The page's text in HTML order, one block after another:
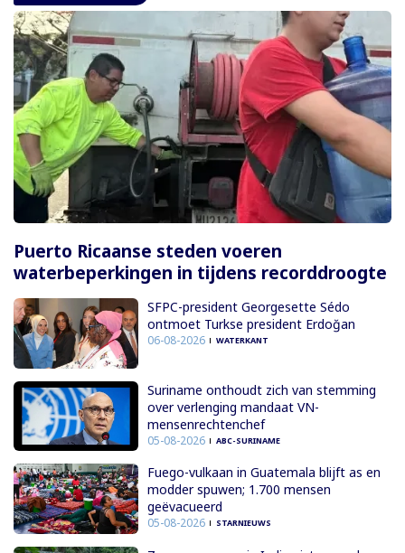
Puerto Ricaanse steden voeren
waterbeperkingen in tijdens recorddroogte
SFPC-president Georgesette Sédo
ontmoet Turkse president Erdoğan
06-08-2026 WATERKANT
Suriname onthoudt zich van stemming
over verlenging mandaat VN-
mensenrechtenchef
05-08-2026 ABC-SURINAME
Fuego-vulkaan in Guatemala blijft as en
modder spuwen; 1.700 mensen
geëvacueerd
05-08-2026 STARNIEUWS